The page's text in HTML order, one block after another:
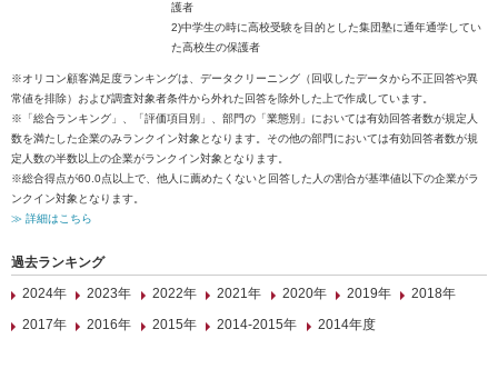
護者
2)中学生の時に高校受験を目的とした集団塾に通年通学してい
た高校生の保護者
※オリコン顧客満足度ランキングは、データクリーニング（回収したデータから不正回答や異
常値を排除）および調査対象者条件から外れた回答を除外した上で作成しています。
※「総合ランキング」、「評価項目別」、部門の「業態別」においては有効回答者数が規定人
数を満たした企業のみランクイン対象となります。その他の部門においては有効回答者数が規
定人数の半数以上の企業がランクイン対象となります。
※総合得点が60.0点以上で、他人に薦めたくないと回答した人の割合が基準値以下の企業がラ
ンクイン対象となります。
≫ 詳細はこちら
過去ランキング
2024年
2023年 2022年 2021年 2020年 2019年
2018年
2017年
2016年 2015年 2014-2015年 2014年度